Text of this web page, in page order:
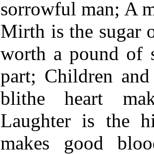
sorrowful man; A
Mirth is the sugar
worth a pound of
part; Children
blithe heart
Laughter is the
makes good